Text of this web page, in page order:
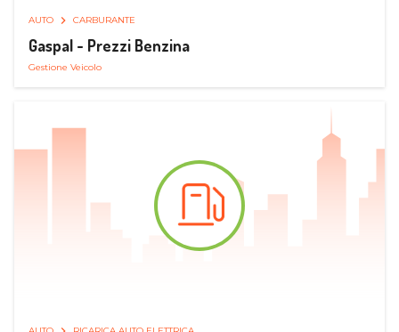
AUTO CARBURANTE
Gaspal - Prezzi Benzina
Gestione Veicolo